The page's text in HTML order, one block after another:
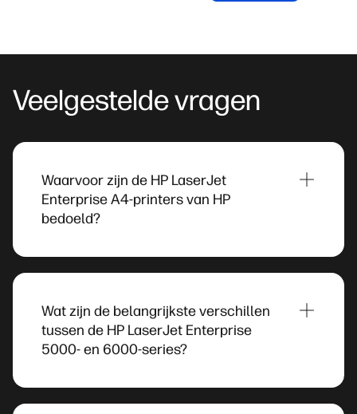
Veelgestelde vragen
Waarvoor zijn de HP LaserJet
Enterprise A4-printers van HP
bedoeld?
zijn hiervoor ontworpen, vooral wanneer je
teams overal vandaan werken en je een heel
netwerk aan apparaten moet aansturen.
Wat zijn de belangrijkste verschillen
tussen de HP LaserJet Enterprise
5000- en 6000-series?